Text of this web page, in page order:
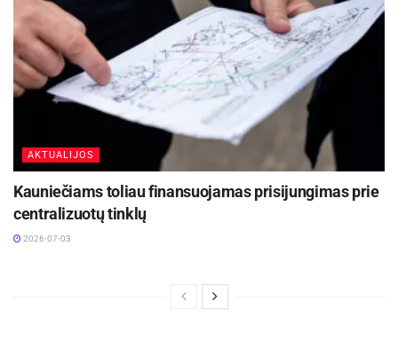
AKTUALIJOS
Kauniečiams toliau finansuojamas prisijungimas prie
centralizuotų tinklų
2026-07-03